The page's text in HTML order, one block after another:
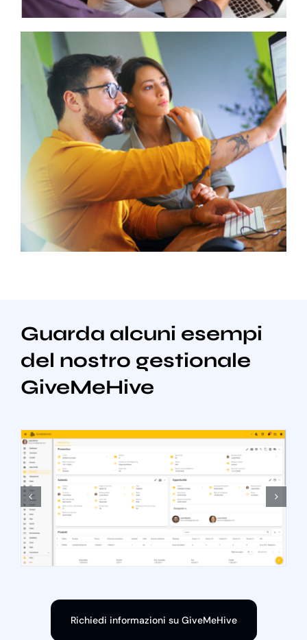
Guarda alcuni esempi
del nostro gestionale
GiveMeHive
Richiedi informazioni su GiveMeHive